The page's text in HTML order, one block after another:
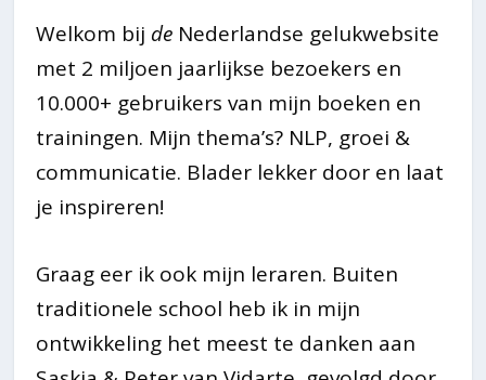
Welkom bij de Nederlandse gelukwebsite
met 2 miljoen jaarlijkse bezoekers en
10.000+ gebruikers van mijn boeken en
trainingen. Mijn thema’s? NLP, groei &
communicatie. Blader lekker door en laat
je inspireren!
Graag eer ik ook mijn leraren. Buiten
traditionele school heb ik in mijn
ontwikkeling het meest te danken aan